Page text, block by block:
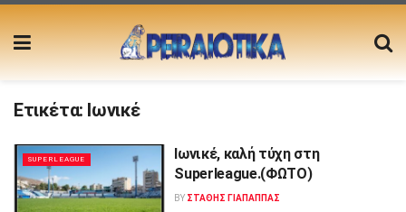
Ετικέτα: Ιωνικέ
SUPERLEAGUE
Ιωνικέ, καλή τύχη στη
Superleague.(ΦΩΤΟ)
BY ΣΤΑΘΗΣ ΓΊΑΠΑΠΠΑΣ